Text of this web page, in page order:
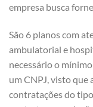
empresa busca
São 6 planos com
ambulatorial e
necessário o
um CNPJ, visto que
contratações do